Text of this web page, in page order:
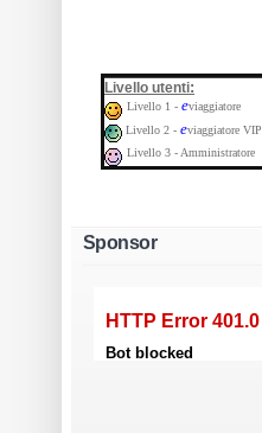
Livello utenti:
Livello 1 - eviaggiatore
Livello 2 - eviaggiatore VIP
Livello 3 - Amministratore
Sponsor